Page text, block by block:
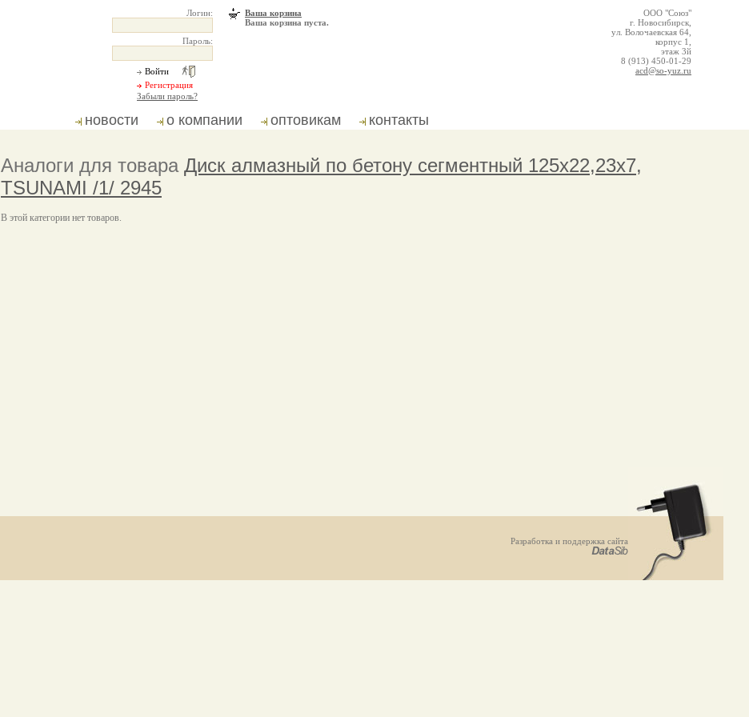
ООО "Союз"
г. Новосибирск,
ул. Волочаевская 64,
корпус 1,
этаж 3й
8 (913) 450-01-29
acd@so-yuz.ru
Логин:
Пароль:
Забыли пароль?
Ваша корзина
Ваша корзина пуста.
новости о компании оптовикам контакты
Аналоги для товара Диск алмазный по бетону сегментный 125х22,23х7,
TSUNAMI /1/ 2945
В этой категории нет товаров.
Разработка и поддержка сайта